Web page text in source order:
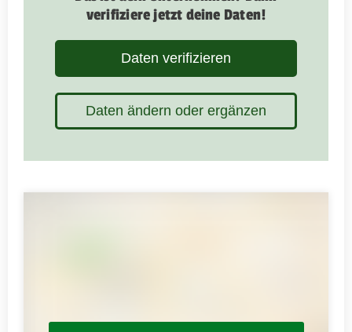
verifiziere jetzt deine Daten!
Daten verifizieren
Daten ändern oder ergänzen